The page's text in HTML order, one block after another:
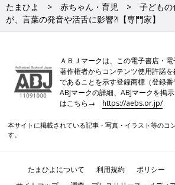
たまひよ 赤ちゃん・育児
子ども
が、言葉の発音や活舌に影響?!【専門家】
ＡＢＪマークは、この電子書店・電
著作権者からコンテンツ使用許諾
であることを示す登録商標（登録番
ABJマークの詳細、ABJマークを掲
はこちら→https://aebs.or.jp/
本サイトに掲載されている記事・写真・イラスト等のコ
す。
たまひよについて 利用規約 ポリシー